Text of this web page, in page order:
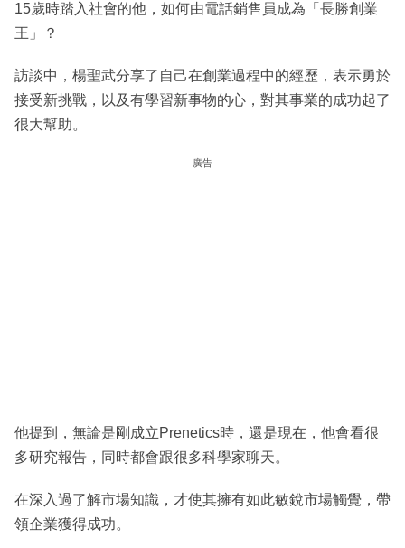
15歲時踏入社會的他，如何由電話銷售員成為「長勝創業
王」？
訪談中，楊聖武分享了自己在創業過程中的經歷，表示勇於
接受新挑戰，以及有學習新事物的心，對其事業的成功起了
很大幫助。
廣告
他提到，無論是剛成立Prenetics時，還是現在，他會看很
多研究報告，同時都會跟很多科學家聊天。
在深入過了解市場知識，才使其擁有如此敏銳市場觸覺，帶
領企業獲得成功。